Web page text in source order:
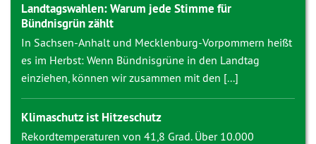
Landtagswahlen: Warum jede Stimme für
Bündnisgrün zählt
In Sachsen-Anhalt und Mecklenburg-Vorpommern heißt
es im Herbst: Wenn Bündnisgrüne in den Landtag
einziehen, können wir zusammen mit den [...]
Klimaschutz ist Hitzeschutz
Rekordtemperaturen von 41,8 Grad. Über 10.000